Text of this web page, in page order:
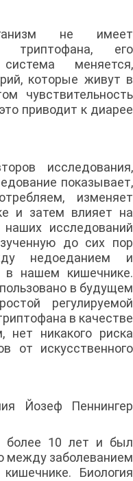
не имеет
триптофана, его
меняется,
которые живут в
чувствительность
приводит к диарее
исследования,
показывает,
изменяет
и затем влияет на
исследований
до сих пор
недоеданием и
нашем кишечнике.
в будущем
регулируемой
в качестве
нет никакого риска
от искусственного
Йозеф Пеннингер
более 10 лет и был
между заболеванием
Биология